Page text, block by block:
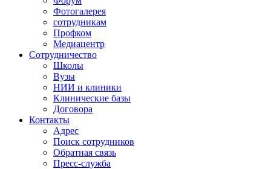
Фотогалерея
сотрудникам
Профком
Медиацентр
Сотрудничество
Школы
Вузы
НИИ и клиники
Клинические базы
Договора
Контакты
Адрес
Поиск сотрудников
Обратная связь
Пресс-служба